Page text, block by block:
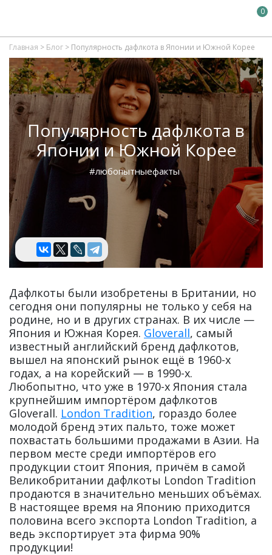
0
Главная > Блог > Популярность дафлкота в Японии и Южной Корее
Популярность дафлкота в
Японии и Южной Корее
#любопытныефакты
Дафлкоты были изобретены в Британии, но
сегодня они популярны не только у себя на
родине, но и в других странах. В их числе —
Япония и Южная Корея. Gloverall, самый
известный английский бренд дафлкотов,
вышел на японский рынок ещё в 1960-х
годах, а на корейский — в 1990-х.
Любопытно, что уже в 1970-х Япония стала
крупнейшим импортёром дафлкотов
Gloverall. London Tradition, гораздо более
молодой бренд этих пальто, тоже может
похвастать большими продажами в Азии. На
первом месте среди импортёров его
продукции стоит Япония, причём в самой
Великобритании дафлкоты London Tradition
продаются в значительно меньших объёмах.
В настоящее время на Японию приходится
половина всего экспорта London Tradition, а
ведь экспортирует эта фирма 90%
продукции!